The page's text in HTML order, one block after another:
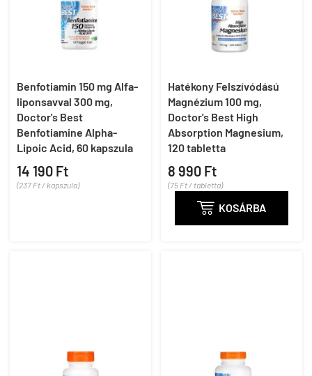
Benfotiamin 150 mg Alfa-
liponsavval 300 mg,
Doctor's Best
Benfotiamine Alpha-
Lipoic Acid, 60 kapszula
14 190 Ft
(237 Ft / kapszula)
Hatékony Felszívódású
Magnézium 100 mg,
Doctor's Best High
Absorption Magnesium,
120 tabletta
8 990 Ft
(75 Ft / tabletta)
 KOSÁRBA